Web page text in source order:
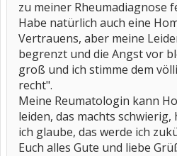
zu meiner Rheumadiagnose
Habe natürlich auch eine
Vertrauens, aber meine
begrenzt und die Angst vor
groß und ich stimme dem
recht".
Meine Reumatologin kann
leiden, das machts
ich glaube, das werde ich
Euch alles Gute und liebe